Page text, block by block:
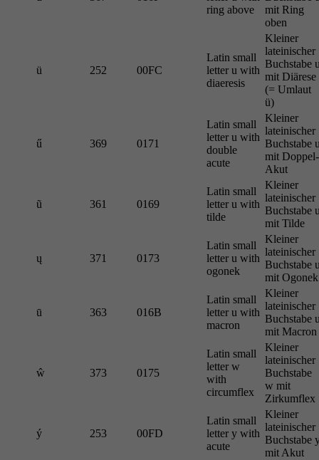
ring above
mit Ring
oben
ü 252 00FC
Latin small
letter u with
diaeresis
Kleiner
lateinischer
Buchstabe
mit Diärese
(= Umlaut
ü)
ű 369 0171
Latin small
letter u with
double
acute
Kleiner
lateinischer
Buchstabe
mit Doppel-
Akut
ũ 361 0169
Latin small
letter u with
tilde
Kleiner
lateinischer
Buchstabe
mit Tilde
ų 371 0173
Latin small
letter u with
ogonek
Kleiner
lateinischer
Buchstabe
mit Ogonek
ū 363 016B
Latin small
letter u with
macron
Kleiner
lateinischer
Buchstabe
mit Macron
ŵ 373 0175
Latin small
letter w
with
circumflex
Kleiner
lateinischer
Buchstabe
w mit
Zirkumflex
ý 253 00FD
Latin small
letter y with
acute
Kleiner
lateinischer
Buchstabe
mit Akut